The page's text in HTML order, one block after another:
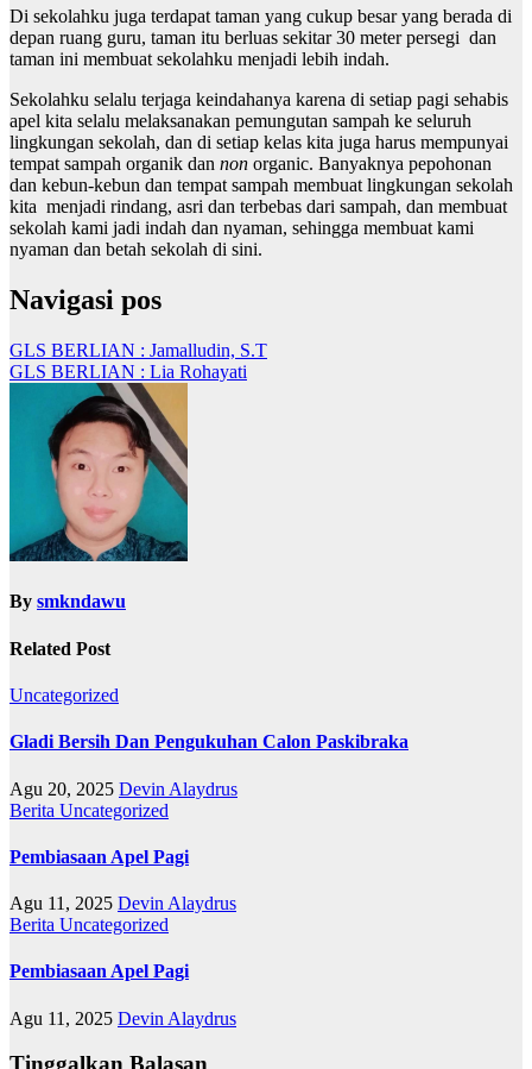
Di sekolahku juga terdapat taman yang cukup besar yang berada di
depan ruang guru, taman itu berluas sekitar 30 meter persegi dan
taman ini membuat sekolahku menjadi lebih indah.
Sekolahku selalu terjaga keindahanya karena di setiap pagi sehabis
apel kita selalu melaksanakan pemungutan sampah ke seluruh
lingkungan sekolah, dan di setiap kelas kita juga harus mempunyai
tempat sampah organik dan non organic. Banyaknya pepohonan
dan kebun-kebun dan tempat sampah membuat lingkungan sekolah
kita menjadi rindang, asri dan terbebas dari sampah, dan membuat
sekolah kami jadi indah dan nyaman, sehingga membuat kami
nyaman dan betah sekolah di sini.
Navigasi pos
GLS BERLIAN : Jamalludin, S.T
GLS BERLIAN : Lia Rohayati
By smkndawu
Related Post
Uncategorized
Gladi Bersih Dan Pengukuhan Calon Paskibraka
Agu 20, 2025 Devin Alaydrus
Berita Uncategorized
Pembiasaan Apel Pagi
Agu 11, 2025 Devin Alaydrus
Berita Uncategorized
Pembiasaan Apel Pagi
Agu 11, 2025 Devin Alaydrus